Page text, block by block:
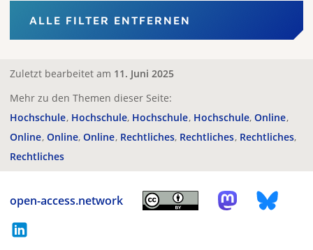
ALLE FILTER ENTFERNEN
Zuletzt bearbeitet am 11. Juni 2025
Mehr zu den Themen dieser Seite:
Hochschule Hochschule Hochschule Hochschule Online
Online Online Online Rechtliches Rechtliches Rechtliches
Rechtliches
open-access.network